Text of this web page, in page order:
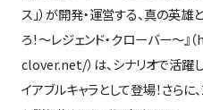
ス」）が開発・運営する、真の英雄
ろ！～レジェンド・クローバー
clover.net/）は、シナリオで活躍
イアブルキャラとして登場！さら